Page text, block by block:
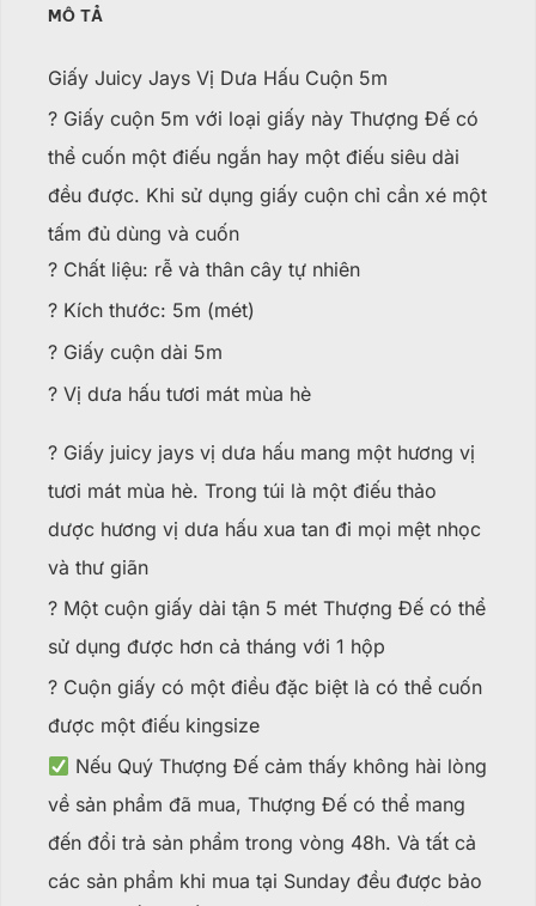
MÔ TẢ
Giấy Juicy Jays Vị Dưa Hấu Cuộn 5m
? Giấy cuộn 5m với loại giấy này Thượng Đế có
thể cuốn một điếu ngắn hay một điếu siêu dài
đều được. Khi sử dụng giấy cuộn chỉ cần xé một
tấm đủ dùng và cuốn
? Chất liệu: rễ và thân cây tự nhiên
? Kích thước: 5m (mét)
? Giấy cuộn dài 5m
? Vị dưa hấu tươi mát mùa hè
? Giấy juicy jays vị dưa hấu mang một hương vị
tươi mát mùa hè. Trong túi là một điếu thảo
dược hương vị dưa hấu xua tan đi mọi mệt nhọc
và thư giãn
? Một cuộn giấy dài tận 5 mét Thượng Đế có thể
sử dụng được hơn cả tháng với 1 hộp
? Cuộn giấy có một điều đặc biệt là có thể cuốn
được một điếu kingsize
Nếu Quý Thượng Đế cảm thấy không hài lòng
về sản phẩm đã mua, Thượng Đế có thể mang
đến đổi trả sản phẩm trong vòng 48h. Và tất cả
các sản phẩm khi mua tại Sunday đều được bảo